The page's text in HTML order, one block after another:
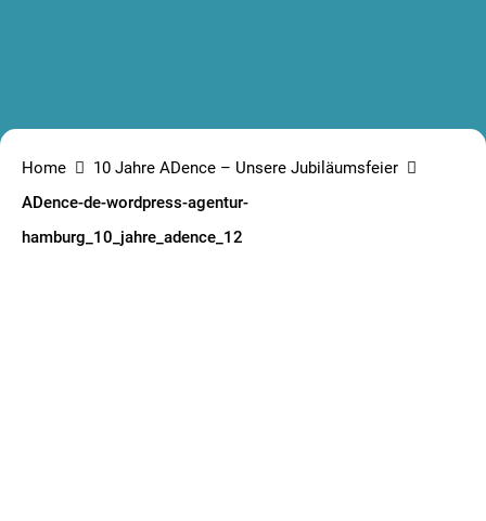
Home
10 Jahre ADence – Unsere Jubiläumsfeier
ADence-de-wordpress-agentur-
hamburg_10_jahre_adence_12